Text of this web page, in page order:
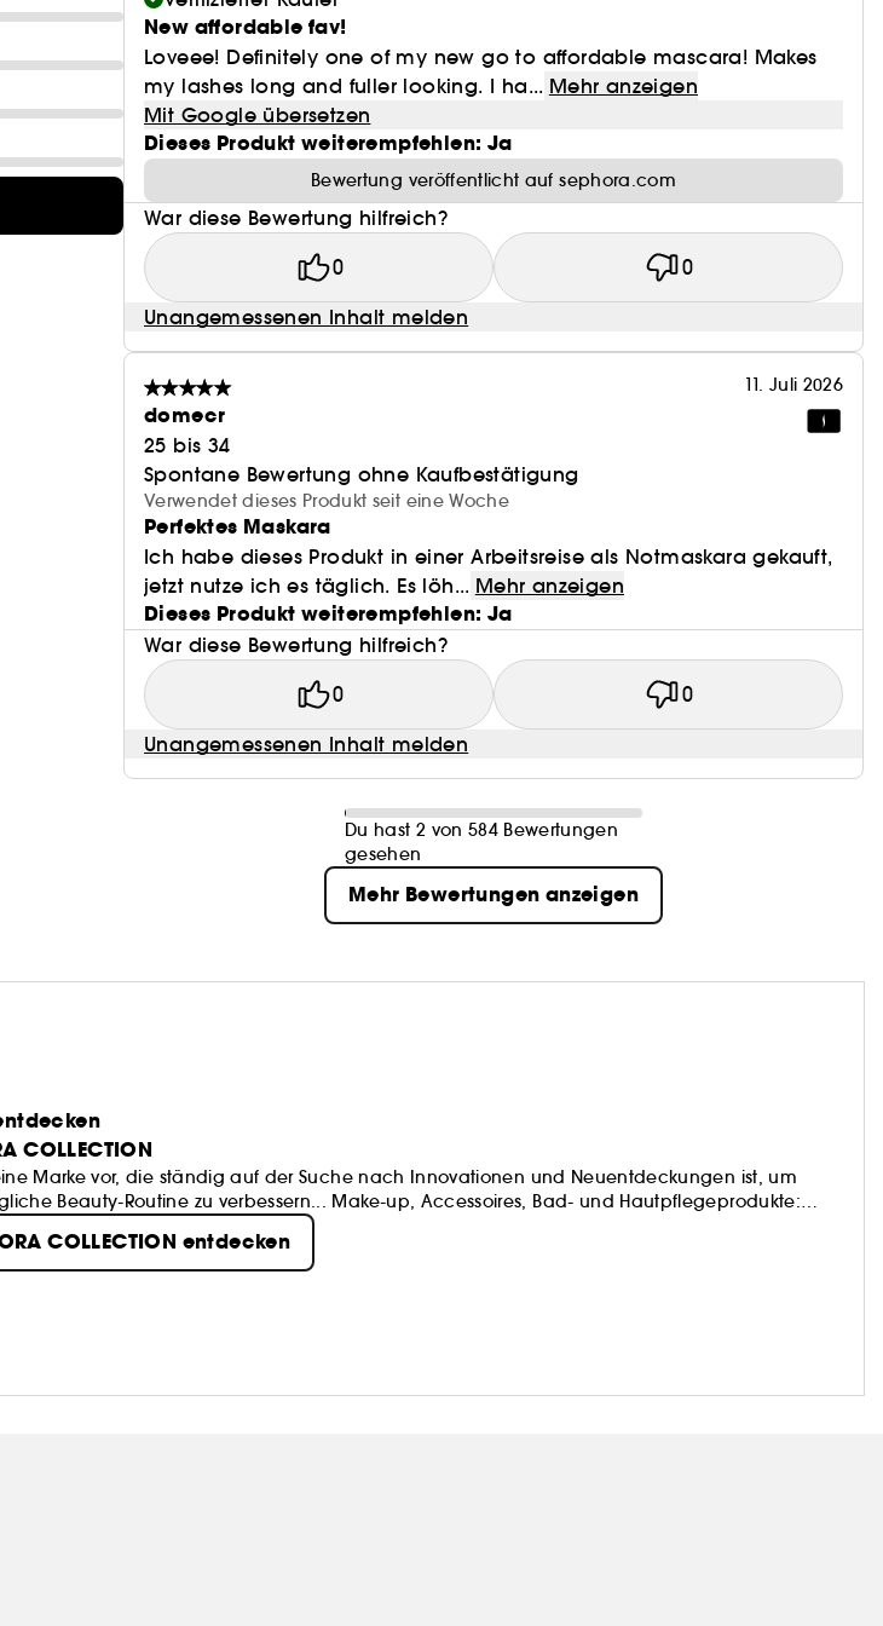
New affordable fav!
Loveee! Definitely one of my new go to affordable mascara! Makes
my lashes long and fuller looking. I ha... Mehr anzeigen
Mit Google übersetzen
Dieses Produkt weiterempfehlen: Ja
Bewertung veröffentlicht auf sephora.com
War diese Bewertung hilfreich?
0 0
Unangemessenen Inhalt melden
11. Juli 2026
domecr
25 bis 34
Spontane Bewertung ohne Kaufbestätigung
Verwendet dieses Produkt seit eine Woche
Perfektes Maskara
Ich habe dieses Produkt in einer Arbeitsreise als Notmaskara gekauft,
jetzt nutze ich es täglich. Es löh... Mehr anzeigen
Dieses Produkt weiterempfehlen: Ja
War diese Bewertung hilfreich?
0 0
Unangemessenen Inhalt melden
Du hast 2 von 584 Bewertungen
gesehen
Mehr Bewertungen anzeigen
COLLECTION
Marke vor, die ständig auf der Suche nach Innovationen und Neuentdeckungen ist, um
Beauty-Routine zu verbessern... Make-up, Accessoires, Bad- und Hautpflegeprodukte:
COLLECTION bietet eine Fülle von spannenden Produkten...
COLLECTION entdecken